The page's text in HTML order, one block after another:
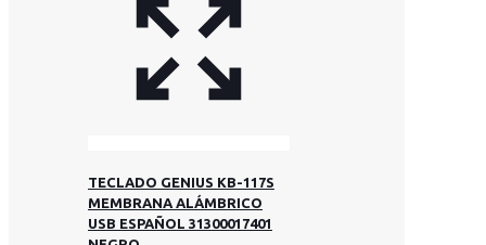
TECLADO GENIUS KB-117S
MEMBRANA ALÁMBRICO
USB ESPAÑOL 31300017401